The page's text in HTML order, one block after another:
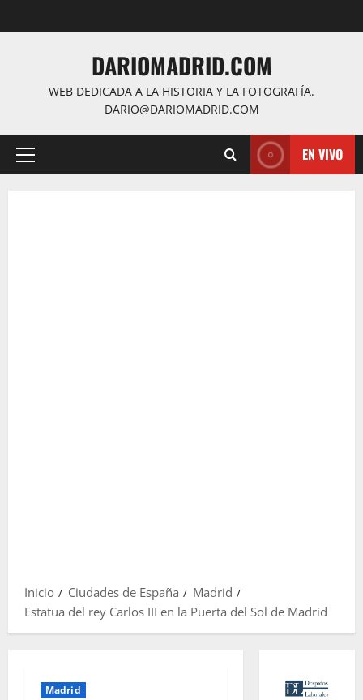
al
DARIOMADRID.COM
WEB DEDICADA A LA HISTORIA Y LA FOTOGRAFÍA.
DARIO@DARIOMADRID.COM
Menú
EN VIVO
Inicio Ciudades de España
Madrid
Estatua del rey Carlos III en la Puerta del Sol de Madrid
Madrid